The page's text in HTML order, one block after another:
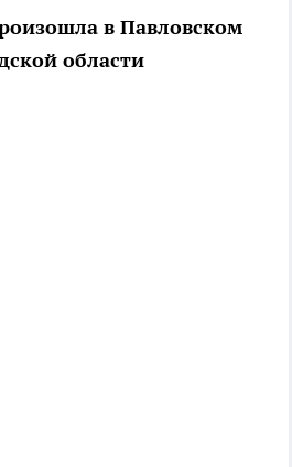
в Павловском
области